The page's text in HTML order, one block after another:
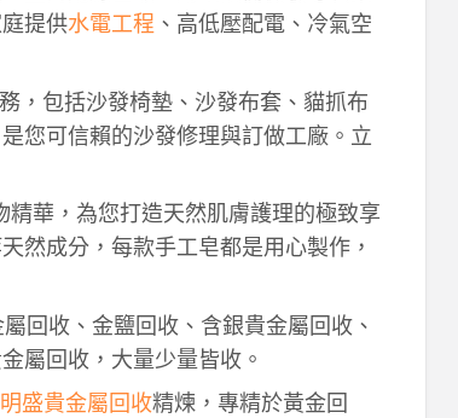
提供水電工程 、高低壓配電、冷氣空
，包括沙發椅墊、沙發布套、貓抓布
您可信賴的沙發修理與訂做工廠。立
精華，為您打造天然肌膚護理的極致享
然成分，每款手工皂都是用心製作，
回收、金鹽回收、含銀貴金屬回收、
屬回收，大量少量皆收。
明盛貴金屬回收精煉，專精於黃金回